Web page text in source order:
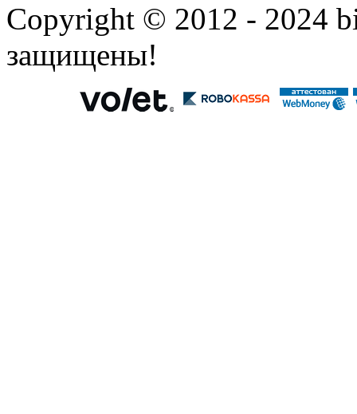
Copyright © 2012 - 2024
защищены!